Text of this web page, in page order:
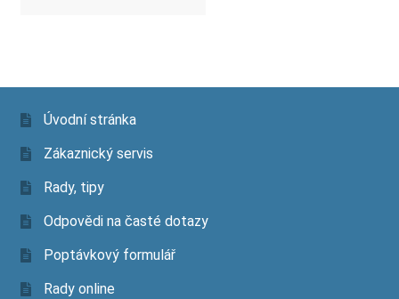
Úvodní stránka
Zákaznický servis
Rady, tipy
Odpovědi na časté dotazy
Poptávkový formulář
Rady online